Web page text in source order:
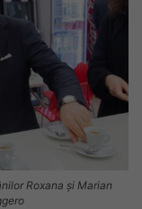
Roxana și Marian